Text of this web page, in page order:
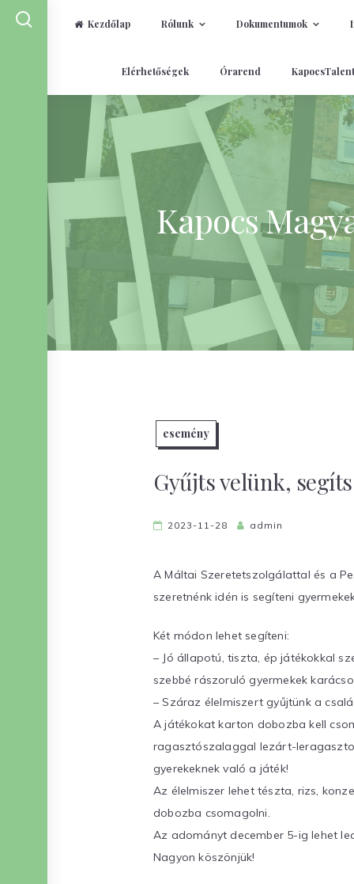
Kapocs
Kezdőlap Rólunk Dokumentumok
Elérhetőségek Órarend
esemény
Gyűjts velünk,
2023-11-28 admin
A Máltai Szeretetszolgálattal és a
szeretnénk idén is segíteni
Két módon lehet segíteni:
– Jó állapotú, tiszta, ép játékokkal
szebbé rászoruló gyermekek
– Száraz élelmiszert gyűjtünk a
A játékokat karton dobozba kell
ragasztószalaggal lezárt-
gyerekeknek való a játék!
Az élelmiszer lehet tészta, rizs,
dobozba csomagolni.
Az adományt december 5-ig lehet
Nagyon köszönjük!